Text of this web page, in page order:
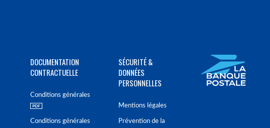
DOCUMENTATION
CONTRACTUELLE
Conditions générales
Conditions générales
SÉCURITÉ &
DONNÉES
PERSONNELLES
Mentions légales
Prévention de la